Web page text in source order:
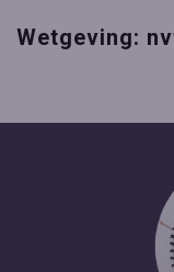
Wetgeving: